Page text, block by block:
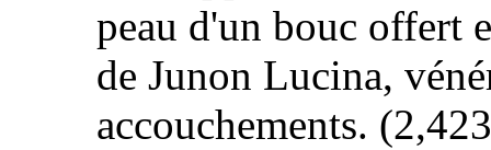
peau d'un bouc offert
de Junon Lucina,
accouchements.